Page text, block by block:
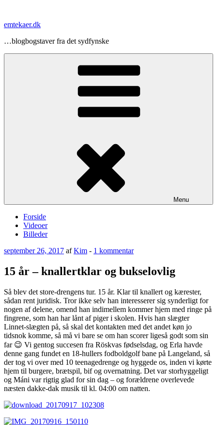
indhold
emtekaer.dk
…blogbogstaver fra det sydfynske
Menu
Forside
Videoer
Billeder
Udgivet
september 26, 2017 afKim - 1 kommentartil
år
–
og
bukselovlig
15 år – knallertklar og bukselovlig
Så blev det store-drengens tur. 15 år. Klar til knallert og kærester,
sådan rent juridisk. Tror ikke selv han interesserer sig synderligt for
nogen af delene, omend han indimellem kommer hjem med ringe på
fingrene, som han har lånt af piger i skolen. Hvis han slægter
Linnet-slægten på, så skal det kontakten med det andet køn jo
tidsnok komme, så må vi bare se om han scorer ligeså godt som sin
far 😉 Vi gentog succesen fra Röskvas fødselsdag, og Erla havde
denne gang fundet en 18-hullers fodboldgolf bane på Langeland, så
der tog vi over med 10 teenagedrenge og hyggede os, inden vi kørte
hjem til burgere, brætspil, bif og overnatning. Det var storhyggeligt
og Máni var rigtig glad for sin dag – og forældrene overlevede
næsten dakke-dak musik til kl. 04:00 om natten.